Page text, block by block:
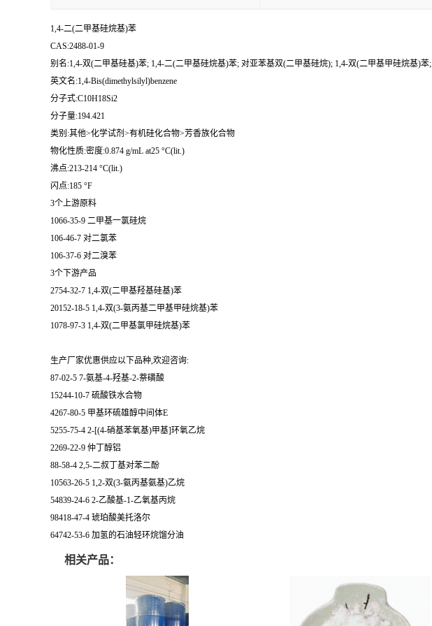
1,4-二(二甲基硅烷基)苯
CAS:2488-01-9
别名:1,4-双(二甲基硅基)苯; 1,4-二(二甲基硅烷基)苯; 对亚苯基双(二甲基硅烷); 1,4-双(二甲基甲硅烷基)苯;
英文名:1,4-Bis(dimethylsilyl)benzene
分子式:C10H18Si2
分子量:194.421
类别:其他>化学试剂>有机硅化合物>芳香族化合物
物化性质:密度:0.874 g/mL at25 °C(lit.)
沸点:213-214 °C(lit.)
闪点:185 °F
3个上游原料
1066-35-9 二甲基一氯硅烷
106-46-7 对二氯苯
106-37-6 对二溴苯
3个下游产品
2754-32-7 1,4-双(二甲基羟基硅基)苯
20152-18-5 1,4-双(3-氨丙基二甲基甲硅烷基)苯
1078-97-3 1,4-双(二甲基氯甲硅烷基)苯
生产厂家优惠供应以下品种,欢迎咨询:
87-02-5 7-氨基-4-羟基-2-萘磺酸
15244-10-7 硫酸铁水合物
4267-80-5 甲基环硫雄醇中间体E
5255-75-4 2-[(4-硝基苯氧基)甲基]环氧乙烷
2269-22-9 仲丁醇铝
88-58-4 2,5-二叔丁基对苯二酚
10563-26-5 1,2-双(3-氨丙基氨基)乙烷
54839-24-6 2-乙酸基-1-乙氧基丙烷
98418-47-4 琥珀酸美托洛尔
64742-53-6 加氢的石油轻环烷馏分油
相关产品：